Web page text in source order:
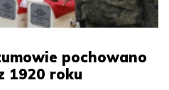
pochowano
1920 roku